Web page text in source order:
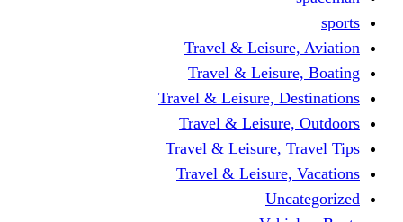
Travel &
Travel &
Travel & Leisure,
Travel &
Travel & Leisure,
Travel &